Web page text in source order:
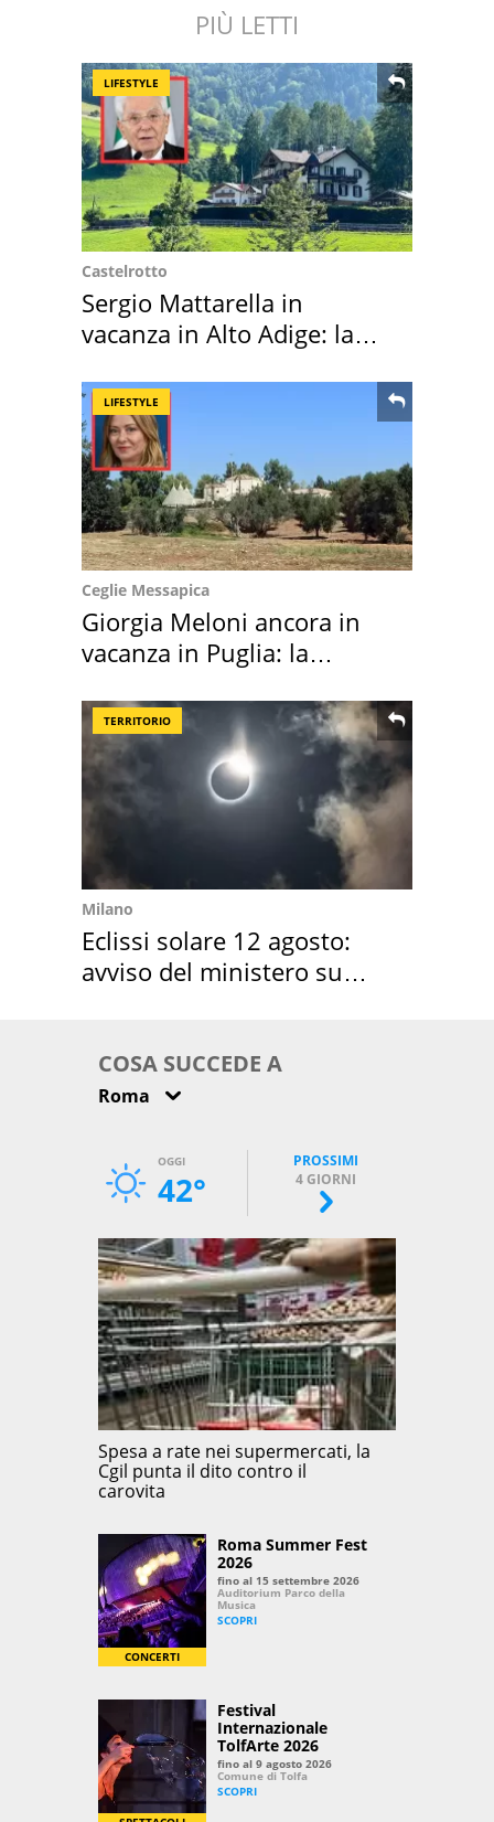
PIÙ LETTI
LIFESTYLE
Castelrotto
Sergio Mattarella in
vacanza in Alto Adige: la
LIFESTYLE
Ceglie Messapica
Giorgia Meloni ancora in
vacanza in Puglia: la
TERRITORIO
Milano
Eclissi solare 12 agosto:
avviso del ministero su